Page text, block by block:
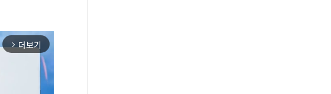
arrow_forward_ios 더보기